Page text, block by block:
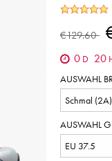
€129.60
0 D 20
AUSWAHL
AUSWAHL